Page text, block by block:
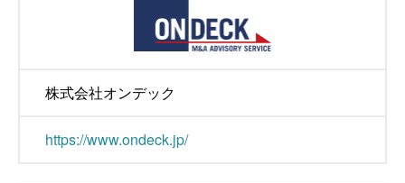
株式会社オンデック
https://www.ondeck.jp/